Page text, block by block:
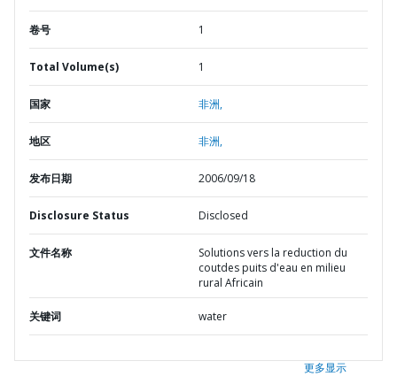
卷号 1
Total Volume(s) 1
国家 非洲,
地区 非洲,
发布日期 2006/09/18
Disclosure Status Disclosed
文件名称
Solutions vers la reduction du
coutdes puits d'eau en milieu
rural Africain
关键词 water
更多显示